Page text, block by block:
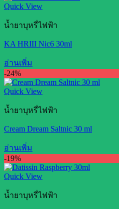
Quick View
น้ำยาบุหรี่ไฟฟ้า
KA HRIII Nic6 30ml
อ่านเพิ่ม
-24%
Quick View
น้ำยาบุหรี่ไฟฟ้า
Cream Dream Saltnic 30 ml
อ่านเพิ่ม
-19%
Quick View
น้ำยาบุหรี่ไฟฟ้า